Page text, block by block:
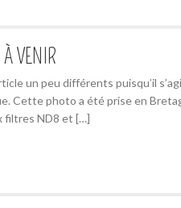
VENIR
un peu différents puisqu’il
Cette photo a été prise en
filtres ND8 et […]